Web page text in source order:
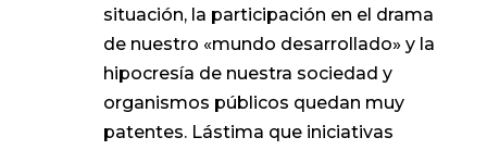
situación, la participación en el drama
de nuestro «mundo desarrollado» y la
hipocresía de nuestra sociedad y
organismos públicos quedan muy
patentes. Lástima que iniciativas